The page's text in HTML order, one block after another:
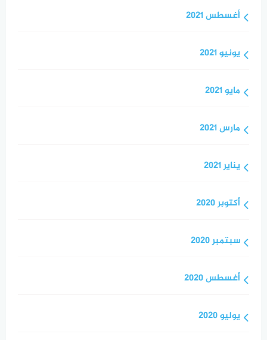
أغسطس 2021
يونيو 2021
مايو 2021
مارس 2021
يناير 2021
أكتوبر 2020
سبتمبر 2020
أغسطس 2020
يوليو 2020